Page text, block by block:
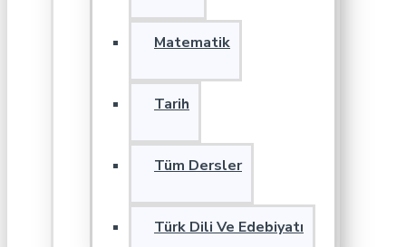
Matematik
Tarih
Tüm Dersler
Türk Dili Ve Edebiyatı